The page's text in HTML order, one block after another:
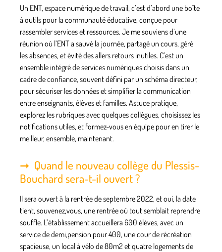
Un ENT, espace numérique de travail, c’est d’abord une boîte
à outils pour la communauté éducative, conçue pour
rassembler services et ressources. Je me souviens d’une
réunion où l’ENT a sauvé la journée, partagé un cours, géré
les absences, et évité des allers retours inutiles. C’est un
ensemble intégré de services numériques choisis dans un
cadre de confiance, souvent défini par un schéma directeur,
pour sécuriser les données et simplifier la communication
entre enseignants, élèves et familles. Astuce pratique,
explorez les rubriques avec quelques collègues, choisissez les
notifications utiles, et formez-vous en équipe pour en tirer le
meilleur, ensemble, maintenant.
Quand le nouveau collège du Plessis-
Bouchard sera-t-il ouvert ?
Il sera ouvert à la rentrée de septembre 2022, et oui, la date
tient, souvenez,vous, une rentrée où tout semblait reprendre
souffle. L’établissement accueillera 600 élèves, avec un
service de demi,pension pour 400, une cour de récréation
spacieuse, un local à vélo de 80m2 et quatre logements de